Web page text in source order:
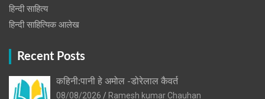
हिन्दी साहित्य
हिन्दी साहित्यिक आलेख
Recent Posts
कहिनी:पानी हे अमोल -डोरेलाल कैवर्त
08/08/2026
Ramesh kumar Chauhan